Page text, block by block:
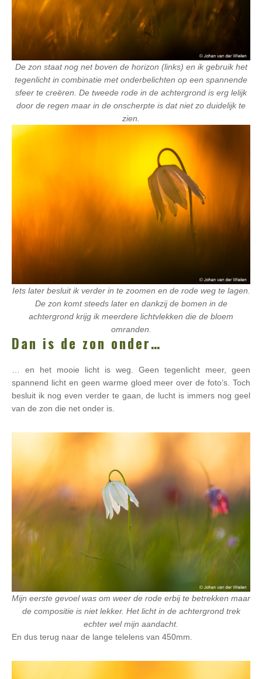
De zon staat nog net boven de horizon (links) en ik gebruik het
tegenlicht in combinatie met onderbelichten op een spannende
sfeer te creëren. De tweede rode in de achtergrond is erg lelijk
door de regen maar in de onscherpte is dat niet zo duidelijk te
zien.
Iets later besluit ik verder in te zoomen en de rode weg te lagen.
De zon komt steeds later en dankzij de bomen in de
achtergrond krijg ik meerdere lichtvlekken die de bloem
omranden.
Dan is de zon onder…
… en het mooie licht is weg. Geen tegenlicht meer, geen
spannend licht en geen warme gloed meer over de foto’s. Toch
besluit ik nog even verder te gaan, de lucht is immers nog geel
van de zon die net onder is.
Mijn eerste gevoel was om weer de rode erbij te betrekken maar
de compositie is niet lekker. Het licht in de achtergrond trek
echter wel mijn aandacht.
En dus terug naar de lange telelens van 450mm.